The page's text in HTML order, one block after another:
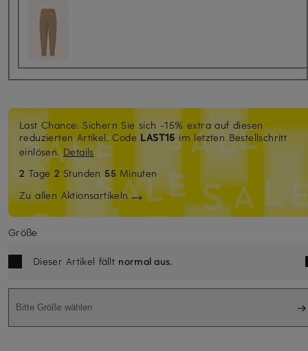
Last Chance: Sichern Sie sich -15% extra auf diesen
reduzierten Artikel. Code LAST15im letzten Bestellschritt
einlösen.Details
2 Tage2 Stunden 55 Minuten
Zu allen Aktionsartikeln
Größe
Dieser Artikel fällt normal aus.
Bitte Größe wählen